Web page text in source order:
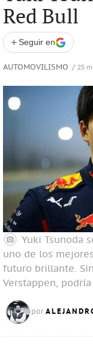
Red Bull
+ Seguir en
AUTOMOVILISMO / 25
Yuki Tsunoda
uno de los
futuro brillante.
Verstappen,
por